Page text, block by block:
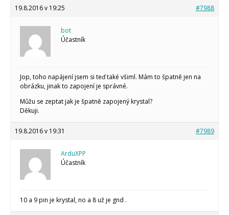
19.8.2016 v 19:25 #7988
bot
Účastník
Jop, toho napájení jsem si teď také všiml. Mám to špatně jen na
obrázku, jinak to zapojení je správné.
Můžu se zeptat jak je špatně zapojený krystal?
Děkuji.
19.8.2016 v 19:31 #7989
ArduXPP
Účastník
10 a 9 pin je krystal, no a 8 už je gnd .